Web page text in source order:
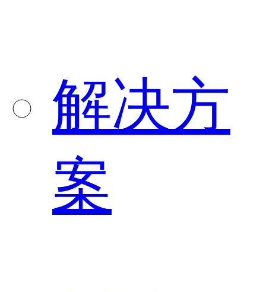
解决方
案